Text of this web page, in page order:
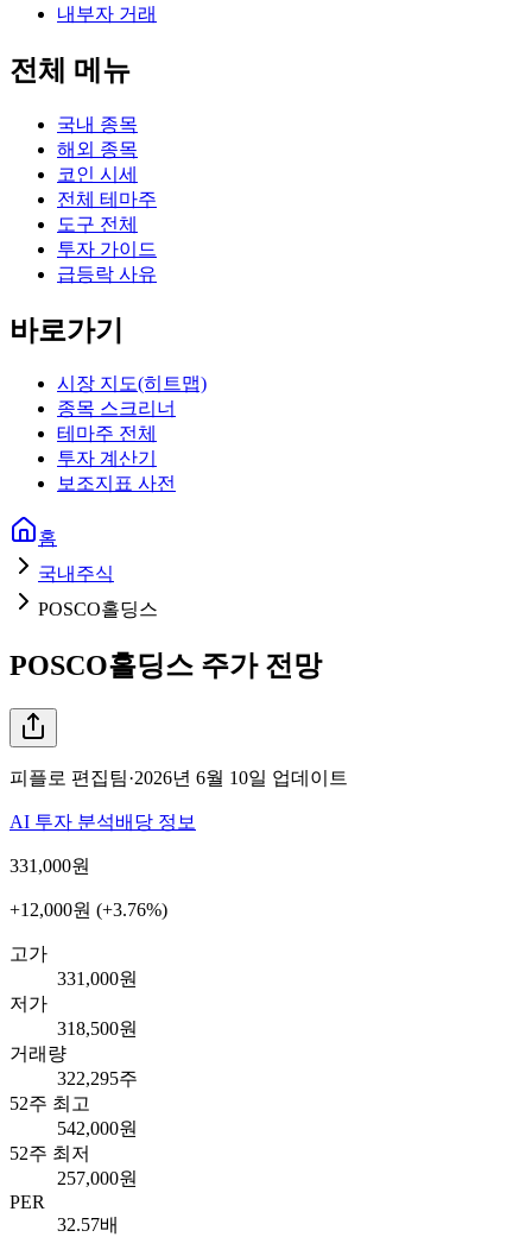
내부자 거래
전체 메뉴
국내 종목
해외 종목
코인 시세
전체 테마주
도구 전체
투자 가이드
급등락 사유
바로가기
시장 지도(히트맵)
종목 스크리너
테마주 전체
투자 계산기
보조지표 사전
홈
국내주식
POSCO홀딩스
POSCO홀딩스 주가 전망
피플로 편집팀·2026년 6월 10일 업데이트
AI 투자 분석배당 정보
331,000원
+12,000원 (+3.76%)
고가
331,000원
저가
318,500원
거래량
322,295주
52주 최고
542,000원
52주 최저
257,000원
PER
32.57배